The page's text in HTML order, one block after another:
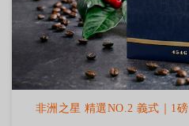
非洲之星 精選NO.2 義式｜1磅